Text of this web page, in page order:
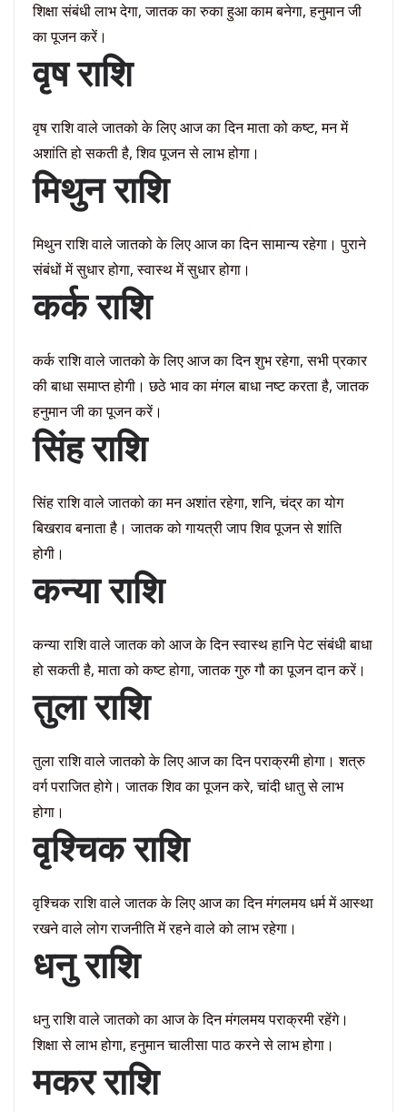
शिक्षा संबंधी लाभ देगा, जातक का रुका हुआ काम बनेगा, हनुमान जी
का पूजन करें।
वृष राशि
वृष राशि वाले जातको के लिए आज का दिन माता को कष्ट, मन में
अशांति हो सकती है, शिव पूजन से लाभ होगा।
मिथुन राशि
मिथुन राशि वाले जातको के लिए आज का दिन सामान्य रहेगा। पुराने
संबंधों में सुधार होगा, स्वास्थ में सुधार होगा।
कर्क राशि
कर्क राशि वाले जातको के लिए आज का दिन शुभ रहेगा, सभी प्रकार
की बाधा समाप्त होगी। छठे भाव का मंगल बाधा नष्ट करता है, जातक
हनुमान जी का पूजन करें।
सिंह राशि
सिंह राशि वाले जातको का मन अशांत रहेगा, शनि, चंद्र का योग
बिखराव बनाता है। जातक को गायत्री जाप शिव पूजन से शांति
होगी।
कन्या राशि
कन्या राशि वाले जातक को आज के दिन स्वास्थ हानि पेट संबंधी बाधा
हो सकती है, माता को कष्ट होगा, जातक गुरु गौ का पूजन दान करें।
तुला राशि
तुला राशि वाले जातको के लिए आज का दिन पराक्रमी होगा। शत्रु
वर्ग पराजित होगे। जातक शिव का पूजन करे, चांदी धातु से लाभ
होगा।
वृश्चिक राशि
वृश्चिक राशि वाले जातक के लिए आज का दिन मंगलमय धर्म में आस्था
रखने वाले लोग राजनीति में रहने वाले को लाभ रहेगा।
धनु राशि
धनु राशि वाले जातको का आज के दिन मंगलमय पराक्रमी रहेंगे।
शिक्षा से लाभ होगा, हनुमान चालीसा पाठ करने से लाभ होगा।
मकर राशि